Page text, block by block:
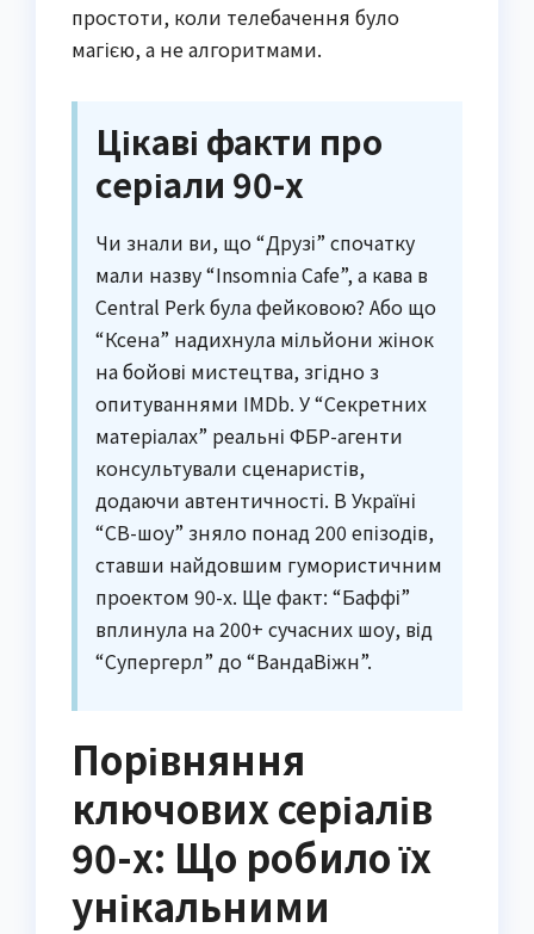
простоти, коли телебачення було
магією, а не алгоритмами.
Цікаві факти про
серіали 90-х
Чи знали ви, що “Друзі” спочатку
мали назву “Insomnia Cafe”, а кава в
Central Perk була фейковою? Або що
“Ксена” надихнула мільйони жінок
на бойові мистецтва, згідно з
опитуваннями IMDb. У “Секретних
матеріалах” реальні ФБР-агенти
консультували сценаристів,
додаючи автентичності. В Україні
“СВ-шоу” зняло понад 200 епізодів,
ставши найдовшим гумористичним
проектом 90-х. Ще факт: “Баффі”
вплинула на 200+ сучасних шоу, від
“Супергерл” до “ВандаВіжн”.
Порівняння
ключових серіалів
90-х: Що робило їх
унікальними